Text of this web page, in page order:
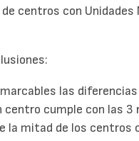
centros con
las
centro cumple con las 3
la mitad de los centros